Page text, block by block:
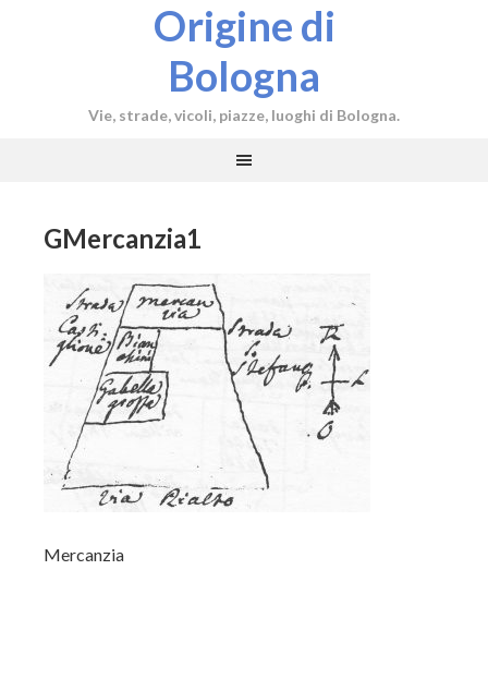
Origine di
Bologna
Vie, strade, vicoli, piazze, luoghi di Bologna.
GMercanzia1
Mercanzia